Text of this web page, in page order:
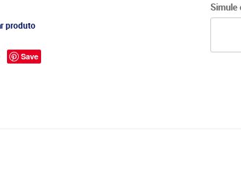
produto
Save
Simule